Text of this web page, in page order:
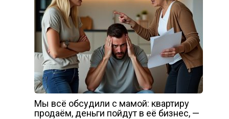
Мы всё обсудили с мамой: квартиру
продаём, деньги пойдут в её бизнес, —